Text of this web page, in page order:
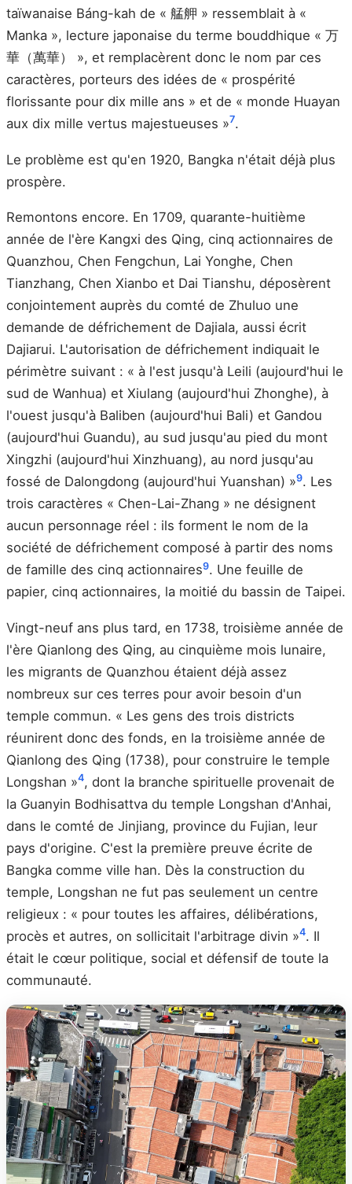
taïwanaise Báng-kah de « 艋舺 » ressemblait à «
Manka », lecture japonaise du terme bouddhique « 万
華（萬華） », et remplacèrent donc le nom par ces
caractères, porteurs des idées de « prospérité
florissante pour dix mille ans » et de « monde Huayan
aux dix mille vertus majestueuses »7.
Le problème est qu'en 1920, Bangka n'était déjà plus
prospère.
Remontons encore. En 1709, quarante-huitième
année de l'ère Kangxi des Qing, cinq actionnaires de
Quanzhou, Chen Fengchun, Lai Yonghe, Chen
Tianzhang, Chen Xianbo et Dai Tianshu, déposèrent
conjointement auprès du comté de Zhuluo une
demande de défrichement de Dajiala, aussi écrit
Dajiarui. L'autorisation de défrichement indiquait le
périmètre suivant : « à l'est jusqu'à Leili (aujourd'hui le
sud de Wanhua) et Xiulang (aujourd'hui Zhonghe), à
l'ouest jusqu'à Baliben (aujourd'hui Bali) et Gandou
(aujourd'hui Guandu), au sud jusqu'au pied du mont
Xingzhi (aujourd'hui Xinzhuang), au nord jusqu'au
fossé de Dalongdong (aujourd'hui Yuanshan) »9. Les
trois caractères « Chen-Lai-Zhang » ne désignent
aucun personnage réel : ils forment le nom de la
société de défrichement composé à partir des noms
de famille des cinq actionnaires9. Une feuille de
papier, cinq actionnaires, la moitié du bassin de Taipei.
Vingt-neuf ans plus tard, en 1738, troisième année de
l'ère Qianlong des Qing, au cinquième mois lunaire,
les migrants de Quanzhou étaient déjà assez
nombreux sur ces terres pour avoir besoin d'un
temple commun. « Les gens des trois districts
réunirent donc des fonds, en la troisième année de
Qianlong des Qing (1738), pour construire le temple
Longshan »4, dont la branche spirituelle provenait de
la Guanyin Bodhisattva du temple Longshan d'Anhai,
dans le comté de Jinjiang, province du Fujian, leur
pays d'origine. C'est la première preuve écrite de
Bangka comme ville han. Dès la construction du
temple, Longshan ne fut pas seulement un centre
religieux : « pour toutes les affaires, délibérations,
procès et autres, on sollicitait l'arbitrage divin »4. Il
était le cœur politique, social et défensif de toute la
communauté.